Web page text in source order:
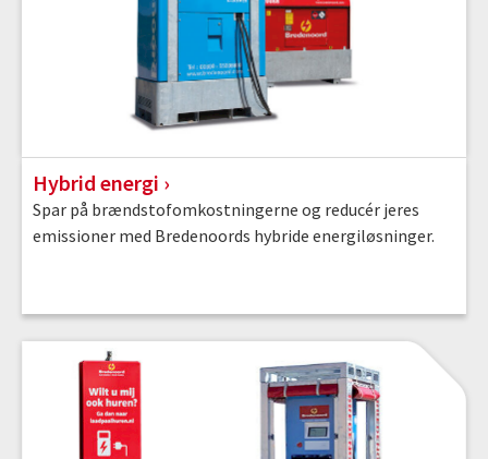
Hybrid energi
Spar på brændstofomkostningerne og reducér jeres
emissioner med Bredenoords hybride energiløsninger.